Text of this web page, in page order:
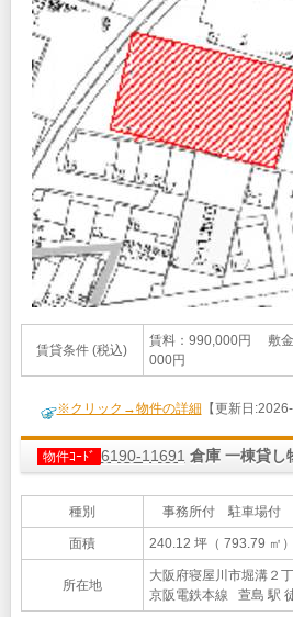
賃貸条件 (税込)
賃料：990,000円 敷
000円
※クリック→物件の詳細 【更新日
物件ｺｰﾄﾞ 6190-11691 倉庫 一棟貸し
種別 事務所付 駐車場付
面積 240.12 坪（ 793.79 ㎡）
所在地
大阪府寝屋川市堀溝２
京阪電鉄本線 萱島 駅